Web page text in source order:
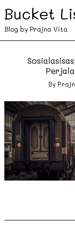
Bucket
Blog by Prajna Vita
By